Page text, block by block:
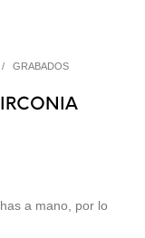
/ GRABADOS
a mano, por lo